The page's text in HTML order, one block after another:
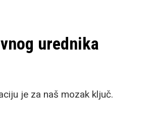
urednika
je za naš mozak ključ.